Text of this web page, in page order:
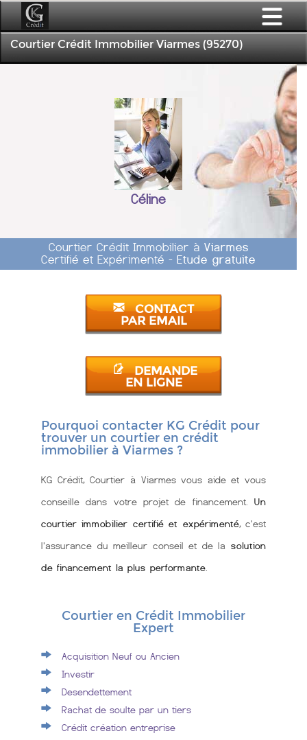
Courtier Crédit Immobilier Viarmes (95270)
Céline
Courtier Crédit Immobilier à Viarmes
Certifié et Expérimenté - Etude gratuite
CONTACT
PAR EMAIL
DEMANDE
EN LIGNE
Pourquoi contacter KG Crédit pour
trouver un courtier en crédit
immobilier à Viarmes ?
KG Crédit, Courtier à Viarmes vous aide et vous
conseille dans votre projet de financement. Un
courtier immobilier certifié et expérimenté, c'est
l'assurance du meilleur conseil et de la solution
de financement la plus performante
Courtier en Crédit Immobilier
Expert
Acquisition Neuf ou Ancien
Investir
Desendettement
Rachat de soulte par un tiers
Crédit création entreprise